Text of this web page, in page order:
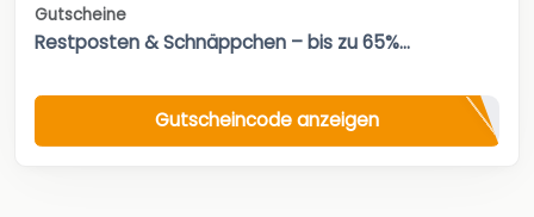
Gutscheine
Restposten & Schnäppchen – bis zu 65%...
Gutscheincode anzeigen